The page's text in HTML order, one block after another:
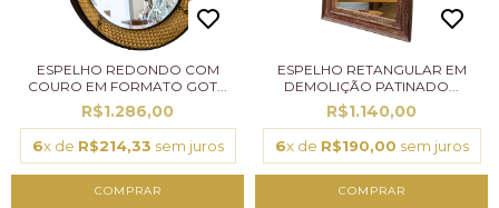
ESPELHO REDONDO COM
COURO EM FORMATO GOT...
R$1.286,00
6x de R$214,33 sem juros
ESPELHO RETANGULAR EM
DEMOLIÇÃO PATINADO...
R$1.140,00
6x de R$190,00 sem juros